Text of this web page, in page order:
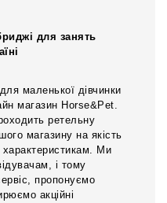
для занять
маленької дівчинки
магазин Horse&Pet.
ретельну
магазину на якість
характеристикам. Ми
і тому
пропонуємо
акційні